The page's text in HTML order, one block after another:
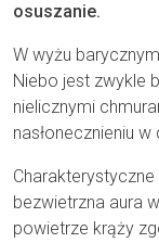
osuszanie.
W wyżu
Niebo jest zwykle
nielicznymi
nasłonecznieniu
bezwietrzna aura
powietrze krąży